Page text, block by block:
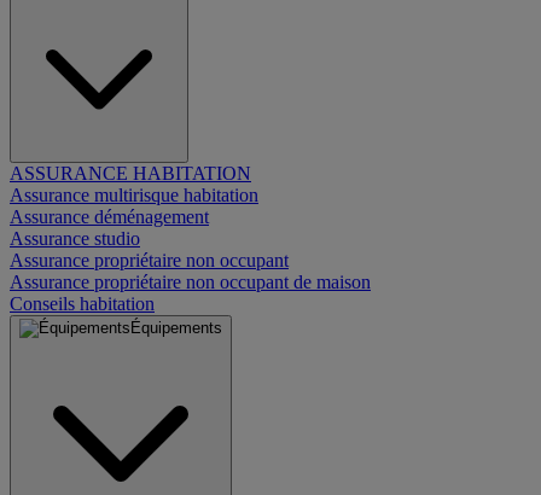
ASSURANCE HABITATION
Assurance multirisque habitation
Assurance déménagement
Assurance studio
Assurance propriétaire non occupant
Assurance propriétaire non occupant de maison
Conseils habitation
Équipements